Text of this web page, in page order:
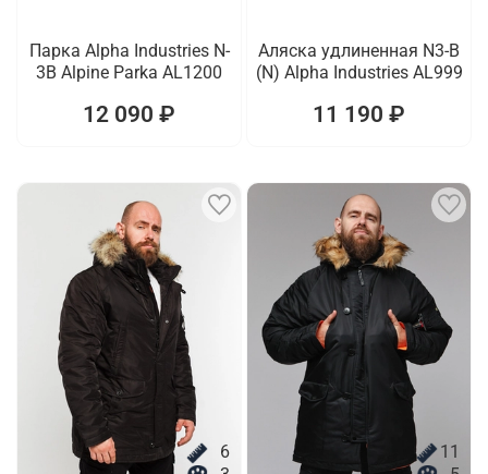
Парка Alpha Industries N-
3B Alpine Parka AL1200
12 090 ₽
Аляска удлиненная N3-B
(N) Alpha Industries AL999
11 190 ₽
6
11